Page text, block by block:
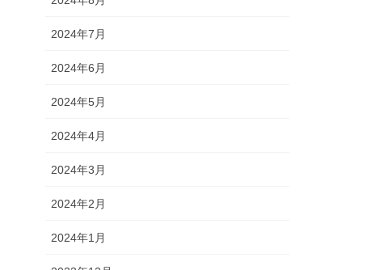
2024年7月
2024年6月
2024年5月
2024年4月
2024年3月
2024年2月
2024年1月